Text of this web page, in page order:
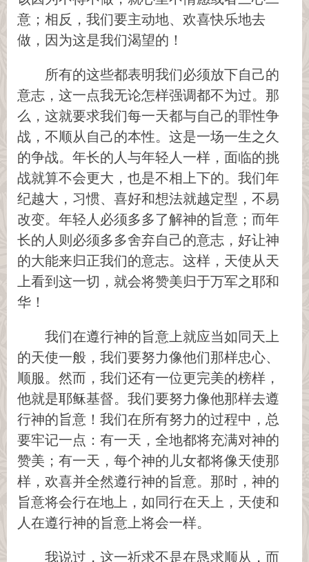
意；相反，我们要主动地、欢喜快乐地去
做，因为这是我们渴望的！
所有的这些都表明我们必须放下自己的
意志，这一点我无论怎样强调都不为过。那
么，这就要求我们每一天都与自己的罪性争
战，不顺从自己的本性。这是一场一生之久
的争战。年长的人与年轻人一样，面临的挑
战就算不会更大，也是不相上下的。我们年
纪越大，习惯、喜好和想法就越定型，不易
改变。年轻人必须多多了解神的旨意；而年
长的人则必须多多舍弃自己的意志，好让神
的大能来归正我们的意志。这样，天使从天
上看到这一切，就会将赞美归于万军之耶和
华！
我们在遵行神的旨意上就应当如同天上
的天使一般，我们要努力像他们那样忠心、
顺服。然而，我们还有一位更完美的榜样，
他就是耶稣基督。我们要努力像他那样去遵
行神的旨意！我们在所有努力的过程中，总
要牢记一点：有一天，全地都将充满对神的
赞美；有一天，每个神的儿女都将像天使那
样，欢喜并全然遵行神的旨意。那时，神的
旨意将会行在地上，如同行在天上，天使和
人在遵行神的旨意上将会一样。
我说过，这一祈求不是在恳求顺从，而